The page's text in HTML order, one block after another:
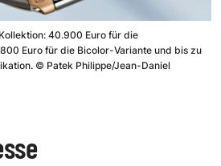
40.900 Euro für die
Euro für die Bicolor-Variante und bis zu
© Patek Philippe/Jean-Daniel